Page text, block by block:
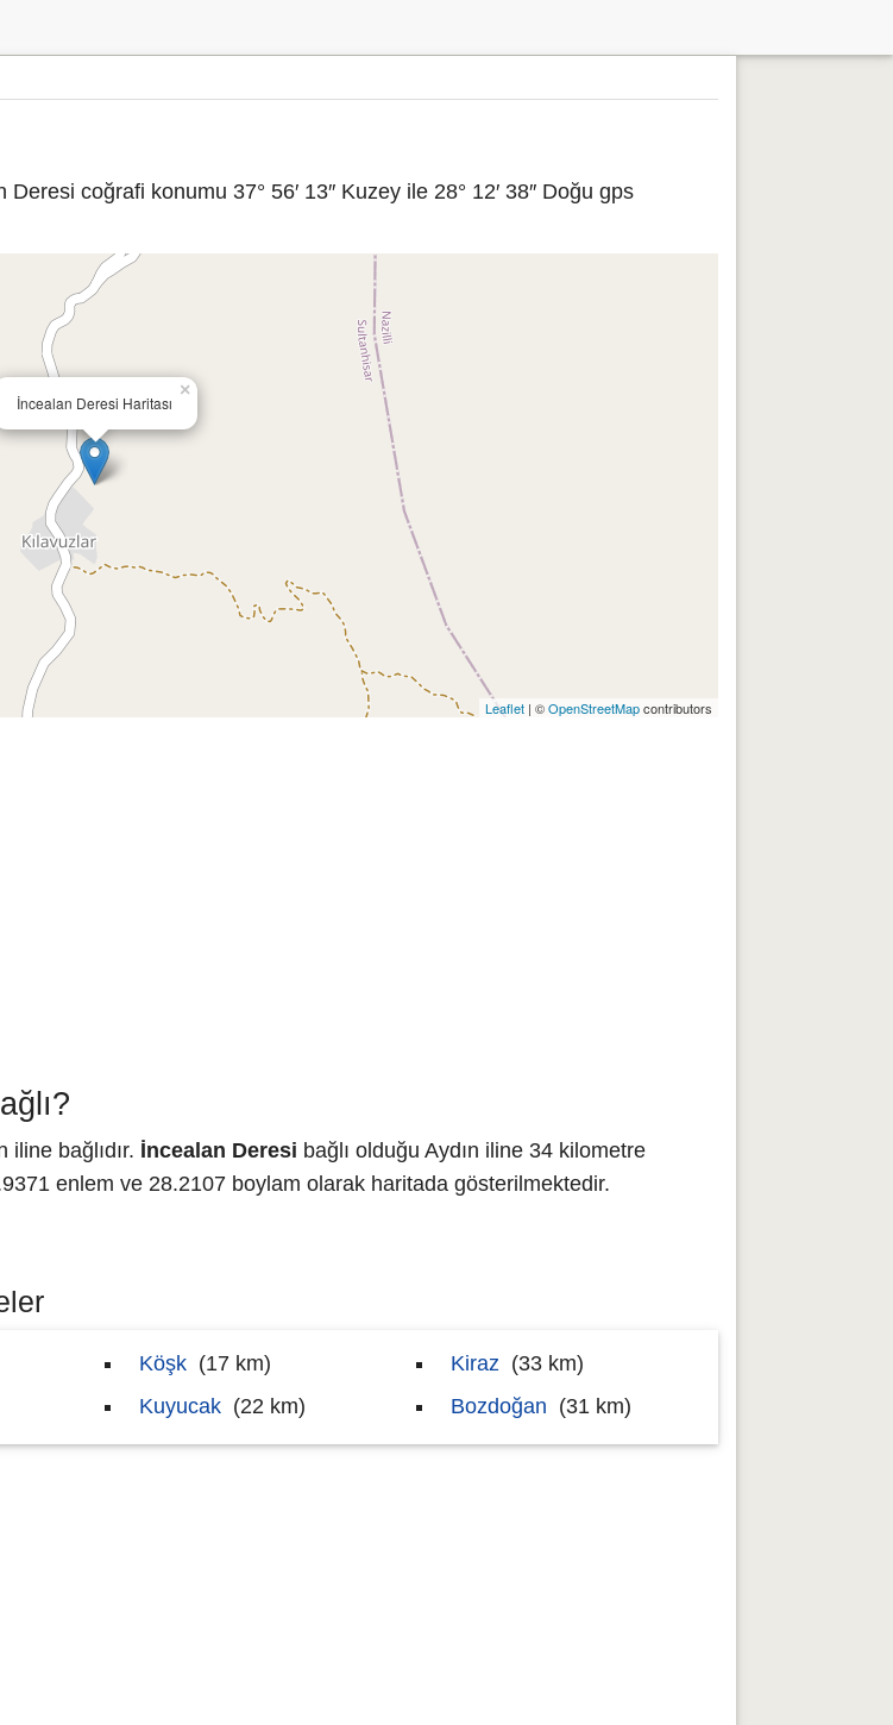
coğrafi konumu 37° 56′ 13″ Kuzey ile 28° 12′ 38″ Doğu gps
İncealan Deresi Haritası
×
Leaflet | ©OpenStreetMapcontributors
bağlıdır. İncealan Deresi bağlı olduğu Aydın iline 34 kilometre
enlem ve 28.2107 boylam olarak haritada gösterilmektedir.
Köşk (17 km)
Kuyucak (22 km)
Kiraz (33 km)
Bozdoğan (31 km)